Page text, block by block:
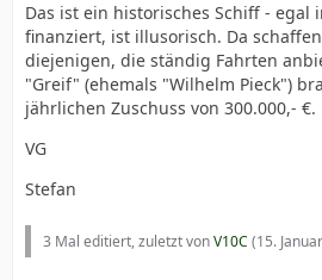
Das ist ein historisches Schiff - egal
finanziert, ist illusorisch. Da
diejenigen, die ständig Fahrten
"Greif" (ehemals "Wilhelm Pieck")
jährlichen Zuschuss von 300.000,- €.
VG
Stefan
3 Mal editiert, zuletzt vonV10C (15.